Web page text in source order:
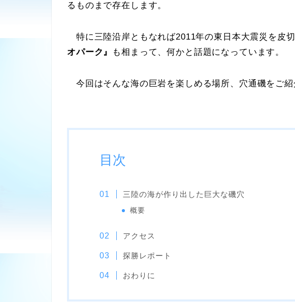
るものまで存在します。
特に三陸沿岸ともなれば2011年の東日本大震災を皮
オパーク』
も相まって、何かと話題になっています。
今回はそんな海の巨岩を楽しめる場所、穴通磯をご紹
目次
三陸の海が作り出した巨大な磯穴
概要
アクセス
探勝レポート
おわりに